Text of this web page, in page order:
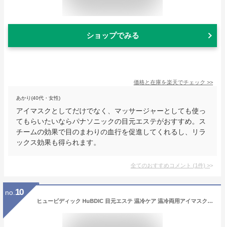
ショップでみる
価格と在庫を楽天でチェック >>
あかり(40代・女性)
アイマスクとしてだけでなく、マッサージャーとしても使っ
てもらいたいならパナソニックの目元エステがおすすめ。ス
チームの効果で目のまわりの血行を促進してくれるし、リラ
ックス効果も得られます。
全てのおすすめコメント (1件) >
no. 10
ヒュービディック HuBDIC 目元エステ 温冷ケア 温冷両用アイマスク 目元ケア 空気圧 温熱 冷却 振動 美容家電 エアーアイマスク アイウォーマー ホットアイマスク ひんやりアイマスク 7種類モード 無線接続音楽再生 目の休息 充電式 折り畳み可能 プレゼント ギフト